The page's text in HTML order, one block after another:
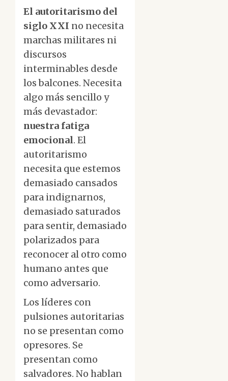
El autoritarismo del
siglo XXI no necesita
marchas militares ni
discursos
interminables desde
los balcones. Necesita
algo más sencillo y
más devastador:
nuestra fatiga
emocional. El
autoritarismo
necesita que estemos
demasiado cansados
para indignarnos,
demasiado saturados
para sentir, demasiado
polarizados para
reconocer al otro como
humano antes que
como adversario.
Los líderes con
pulsiones autoritarias
no se presentan como
opresores. Se
presentan como
salvadores. No hablan